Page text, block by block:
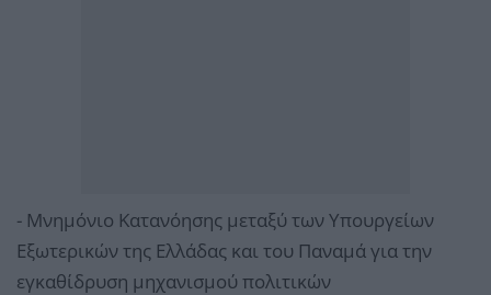
- Μνημόνιο Κατανόησης μεταξύ των Υπουργείων
Εξωτερικών της Ελλάδας και του Παναμά για την
εγκαθίδρυση μηχανισμού πολιτικών